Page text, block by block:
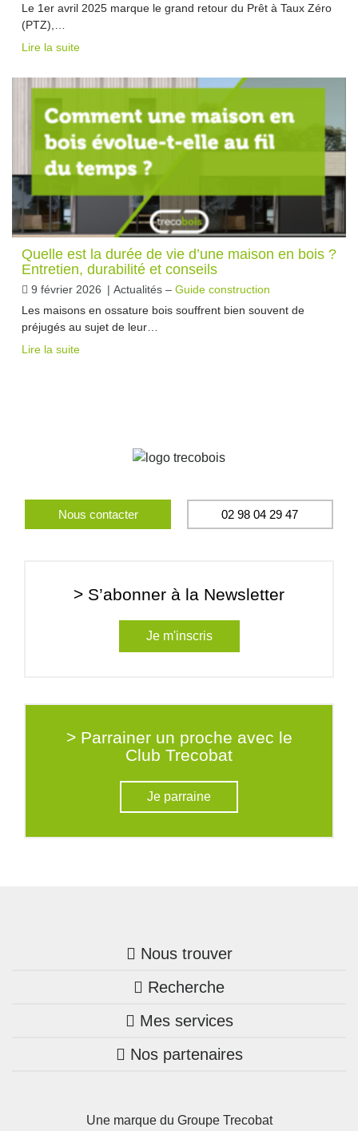
Le 1er avril 2025 marque le grand retour du Prêt à Taux Zéro
(PTZ),…
Lire la suite
Quelle est la durée de vie d’une maison en bois ?
Entretien, durabilité et conseils
9 février 2026 | Actualités – Guide construction
Les maisons en ossature bois souffrent bien souvent de
préjugés au sujet de leur…
Lire la suite
Nous contacter 02 98 04 29 47
> S’abonner à la Newsletter
Je m'inscris
> Parrainer un proche avec le
Club Trecobat
Je parraine
Nous trouver
Trouver une agence
Bretagne
Pays de la Loire
Occitanie
Recherche
Nos annonces
Maison + terrain
Mes services
Mon compte Trecobois
Parrainez un proche!
Nos partenaires
Une marque du Groupe Trecobat